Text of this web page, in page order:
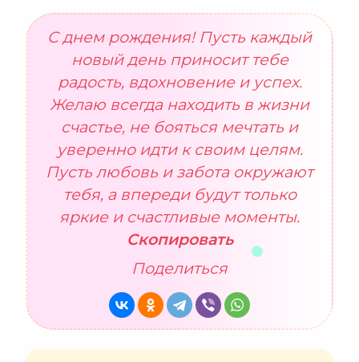
С днем рождения! Пусть каждый
новый день приносит тебе
радость, вдохновение и успех.
Желаю всегда находить в жизни
счастье, не бояться мечтать и
уверенно идти к своим целям.
Пусть любовь и забота окружают
тебя, а впереди будут только
яркие и счастливые моменты.
Скопировать
Поделиться